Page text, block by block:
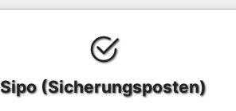
Sipo (Sicherungsposten)